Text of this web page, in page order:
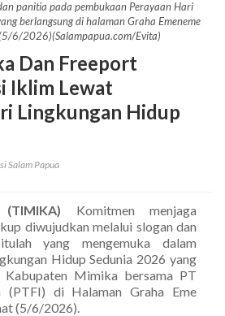
panitia pada pembukaan Perayaan Hari
berlangsung di halaman Graha Emeneme
6/2026)(Salampapua.com/Evita)
Dan Freeport
Iklim Lewat
Lingkungan Hidup
Salam Papua
(TIMIKA) Komitmen menjaga
diwujudkan melalui slogan dan
yang mengemuka dalam
Hidup Sedunia 2026 yang
Kabupaten Mimika bersama PT
(PTFI) di Halaman Graha Eme
(5/6/2026).